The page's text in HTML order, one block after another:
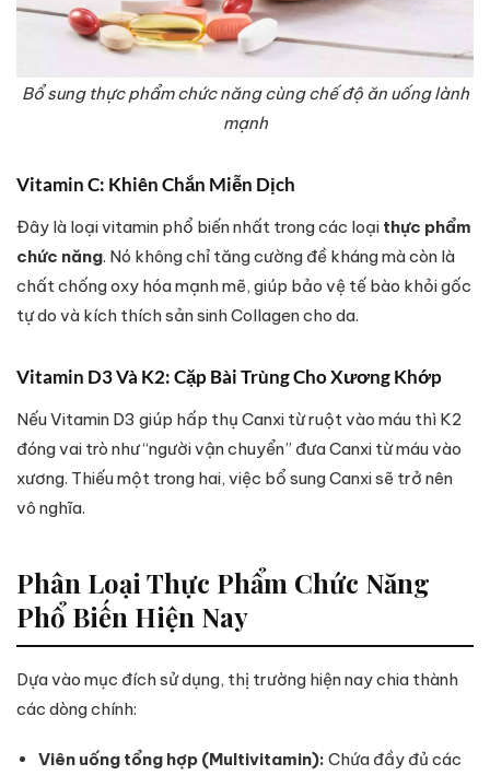
Bổ sung thực phẩm chức năng cùng chế độ ăn uống lành
mạnh
Vitamin C: Khiên Chắn Miễn Dịch
Đây là loại vitamin phổ biến nhất trong các loại thực phẩm
chức năng. Nó không chỉ tăng cường đề kháng mà còn là
chất chống oxy hóa mạnh mẽ, giúp bảo vệ tế bào khỏi gốc
tự do và kích thích sản sinh Collagen cho da.
Vitamin D3 Và K2: Cặp Bài Trùng Cho Xương Khớp
Nếu Vitamin D3 giúp hấp thụ Canxi từ ruột vào máu thì K2
đóng vai trò như “người vận chuyển” đưa Canxi từ máu vào
xương. Thiếu một trong hai, việc bổ sung Canxi sẽ trở nên
vô nghĩa.
Phân Loại Thực Phẩm Chức Năng
Phổ Biến Hiện Nay
Dựa vào mục đích sử dụng, thị trường hiện nay chia thành
các dòng chính:
Viên uống tổng hợp (Multivitamin): Chứa đầy đủ các